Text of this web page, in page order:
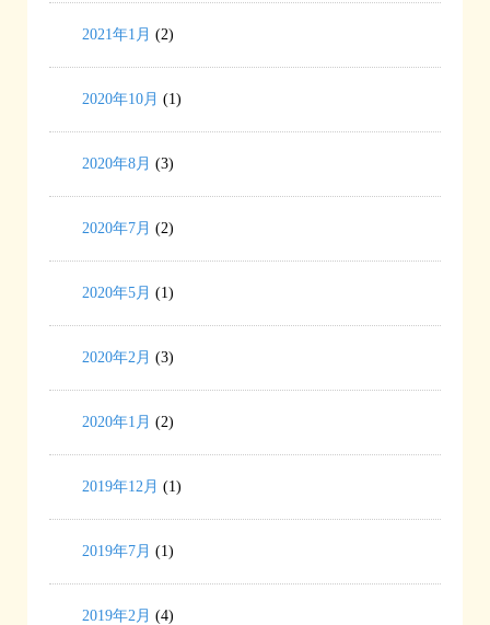
2021年1月 (2)
2020年10月 (1)
2020年8月 (3)
2020年7月 (2)
2020年5月 (1)
2020年2月 (3)
2020年1月 (2)
2019年12月 (1)
2019年7月 (1)
2019年2月 (4)